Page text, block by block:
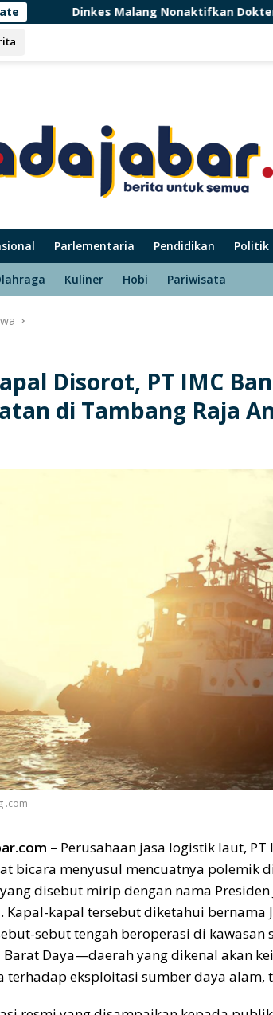
Nonaktifkan Dokter Puskesmas Usai
Parlementaria Pendidikan Politik
Kuliner Hobi Pariwisata
Disorot, PT IMC
di Tambang Raja
.com
– Perusahaan jasa logistik laut, PT
bicara menyusul mencuatnya polemik
disebut mirip dengan nama
Kapal-kapal tersebut diketahui bernama
sebut tengah beroperasi di kawasan
Barat Daya—daerah yang dikenal akan
terhadap eksploitasi sumber daya alam,